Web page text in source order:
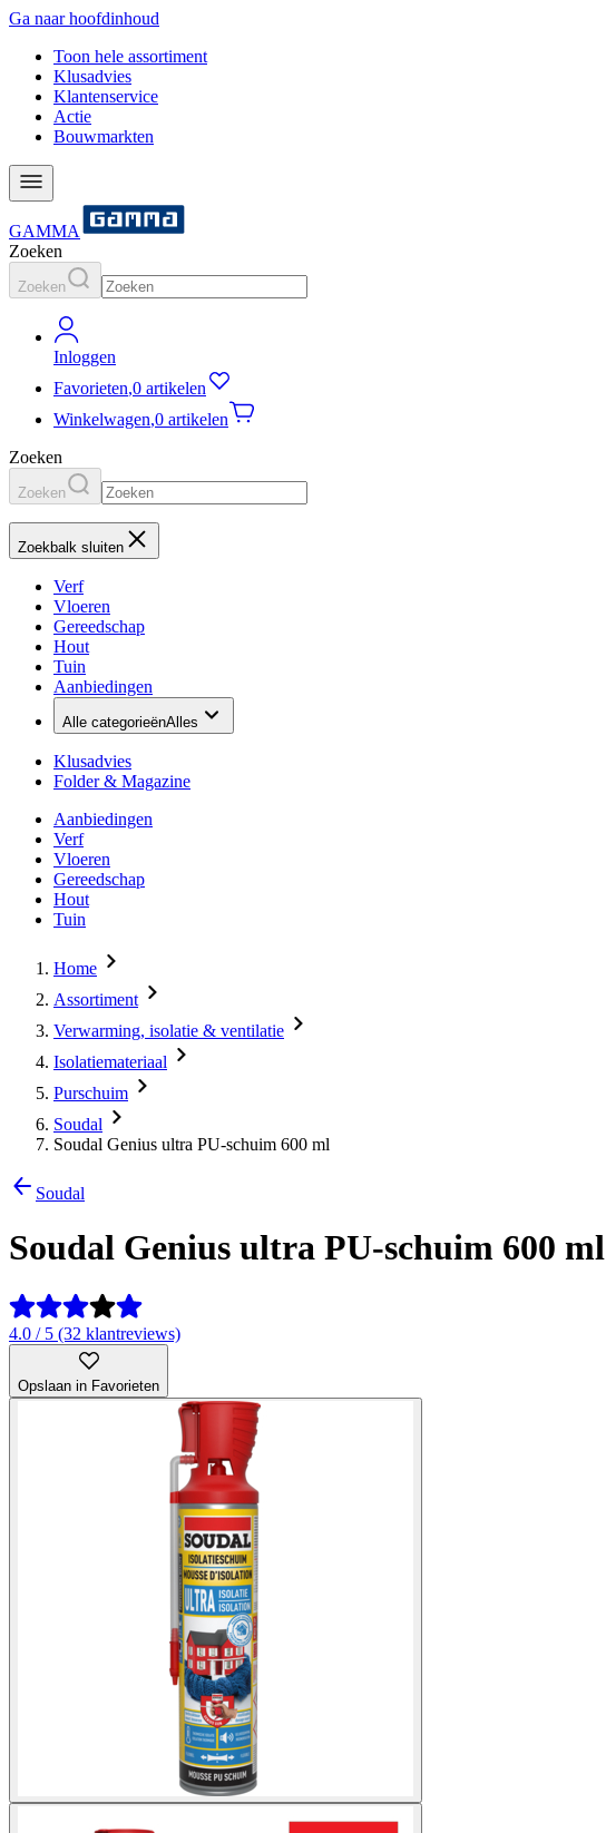
Ga naar hoofdinhoud
Toon hele assortiment
Klusadvies
Klantenservice
Actie
Bouwmarkten
GAMMA
Zoeken
Zoeken
Inloggen
Favorieten,0 artikelen
Winkelwagen,0 artikelen
Zoeken
Zoeken
Zoekbalk sluiten
Verf
Vloeren
Gereedschap
Hout
Tuin
Aanbiedingen
Alle categorieënAlles
Klusadvies
Folder & Magazine
Aanbiedingen
Verf
Vloeren
Gereedschap
Hout
Tuin
Home
Assortiment
Verwarming, isolatie & ventilatie
Isolatiemateriaal
Purschuim
Soudal
Soudal Genius ultra PU-schuim 600 ml
Soudal
Soudal Genius ultra PU-schuim 600 ml
4.0 / 5 (32 klantreviews)
Opslaan in Favorieten